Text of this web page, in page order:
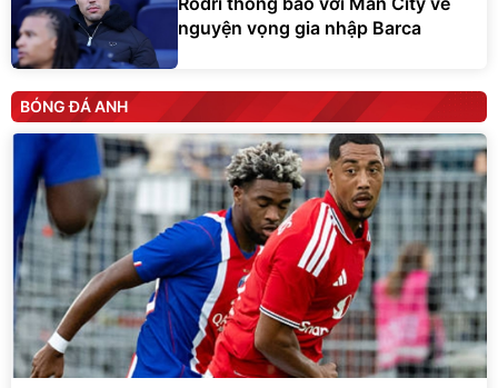
nguyện vọng gia nhập Barca
BÓNG ĐÁ ANH